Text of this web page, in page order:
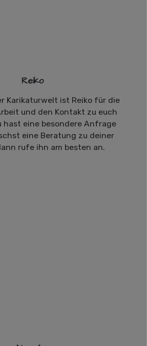
Reiko
Karikaturwelt ist Reiko für die
und den Kontakt zu euch
hast eine besondere Anfrage
eine Beratung zu deiner
rufe ihn am besten an.